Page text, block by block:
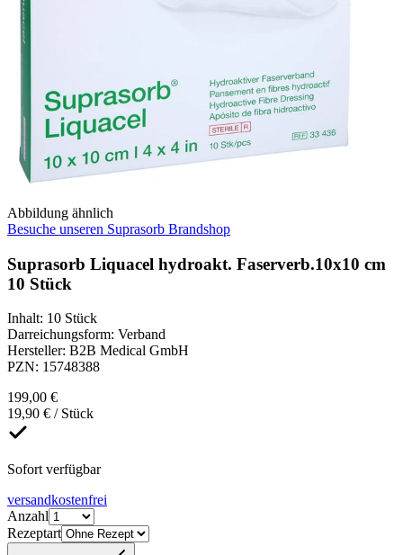
Abbildung ähnlich
Besuche unseren Suprasorb Brandshop
Suprasorb Liquacel hydroakt. Faserverb.10x10 cm
10 Stück
Inhalt: 10 Stück
Darreichungsform: Verband
Hersteller: B2B Medical GmbH
PZN: 15748388
199,00 €
19,90 € / Stück
Sofort verfügbar
versandkostenfrei
Anzahl
Rezeptart